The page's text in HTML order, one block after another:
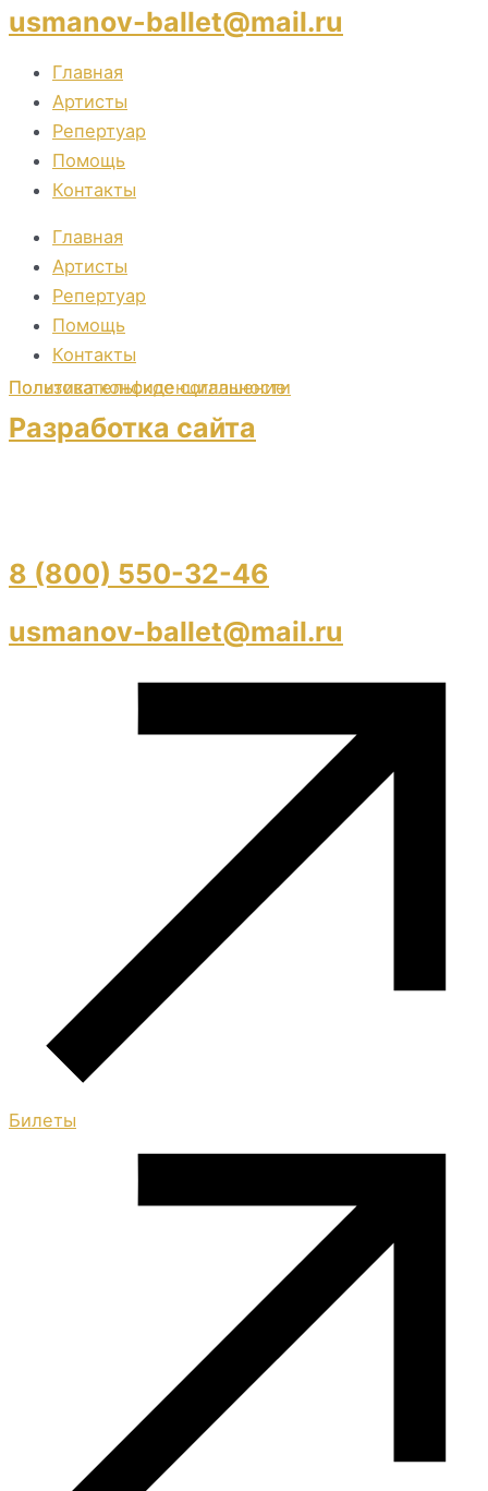
usmanov-ballet@mail.ru
Главная
Артисты
Репертуар
Помощь
Контакты
Главная
Артисты
Репертуар
Помощь
Контакты
Пользовательское соглашение
Политика конфиденциальности
Разработка сайта
8 (800) 550-32-46
usmanov-ballet@mail.ru
Билеты